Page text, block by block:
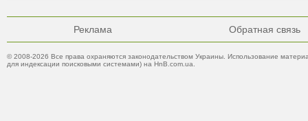
Реклама Обратная связь
© 2008-2026 Все права охраняются законодательством Украины. Использование
для индексации поисковыми системами) на HnB.com.ua.